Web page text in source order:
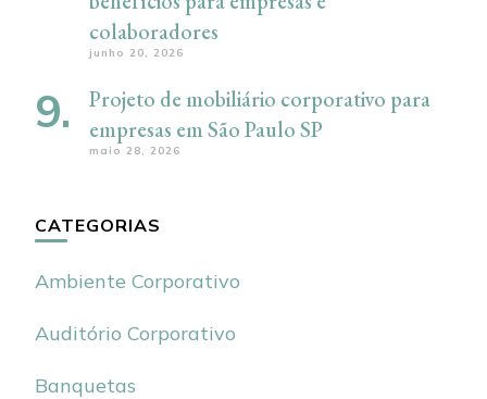
colaboradores
junho 20, 2026
Projeto de mobiliário corporativo para
empresas em São Paulo SP
maio 28, 2026
CATEGORIAS
Ambiente Corporativo
Auditório Corporativo
Banquetas